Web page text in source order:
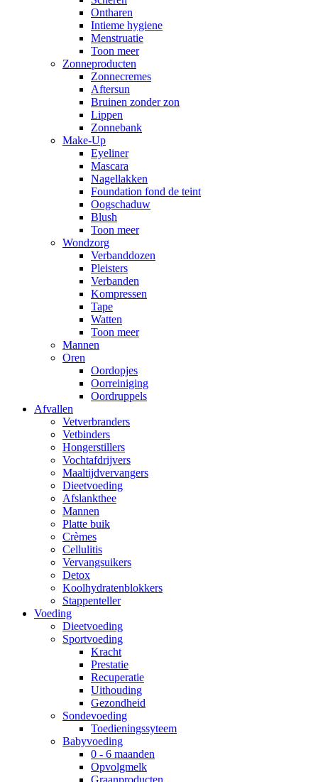
Ontharen
Intieme hygiene
Menstruatie
Toon meer
Zonneproducten
Zonnecremes
Aftersun
Bruinen zonder zon
Lippen
Zonnebank
Make-Up
Eyeliner
Mascara
Nagellakken
Foundation fond de teint
Oogschaduw
Blush
Toon meer
Wondzorg
Verbanddozen
Pleisters
Verbanden
Kompressen
Tape
Watten
Toon meer
Mannen
Oren
Oordopjes
Oorreiniging
Oordruppels
Afvallen
Vetverbranders
Vetbinders
Hongerstillers
Vochtafdrijvers
Maaltijdvervangers
Dieetvoeding
Afslankthee
Mannen
Platte buik
Crèmes
Cellulitis
Vervangsuikers
Detox
Koolhydratenblokkers
Stappenteller
Voeding
Dieetvoeding
Sportvoeding
Kracht
Prestatie
Recuperatie
Uithouding
Gezondheid
Sondevoeding
Toedieningssyteem
Babyvoeding
0 - 6 maanden
Opvolgmelk
Graanproducten